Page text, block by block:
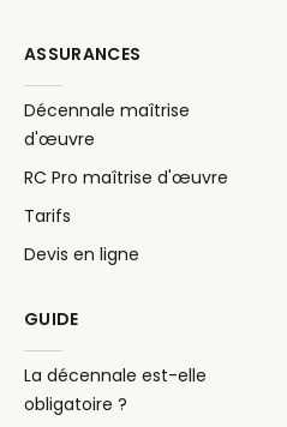
ASSURANCES
Décennale maîtrise
d'œuvre
RC Pro maîtrise d'œuvre
Tarifs
Devis en ligne
GUIDE
La décennale est-elle
obligatoire ?